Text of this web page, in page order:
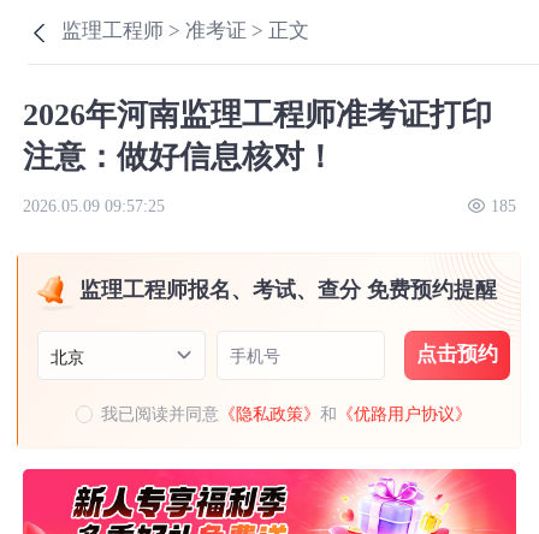
监理工程师 >准考证 > 正文
2026年河南监理工程师准考证打印
注意：做好信息核对！
2026.05.09 09:57:25 185
监理工程师报名、考试、查分 免费预约提醒
北京 手机号 点击预约
我已阅读并同意 《隐私政策》和 《优路用户协议》